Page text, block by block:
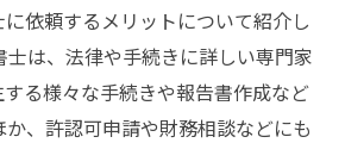
依頼するメリットについて紹介し
士は、法律や手続きに詳しい専門家
る様々な手続きや報告書作成など
、許認可申請や財務相談などにも